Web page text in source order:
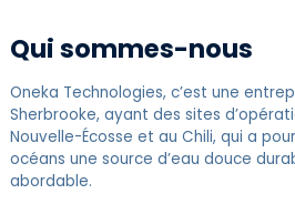
Qui sommes-nous
Oneka Technologies, c’est une
Sherbrooke, ayant des sites
Nouvelle-Écosse et au Chili, qui a
océans une source d’eau douce
abordable.